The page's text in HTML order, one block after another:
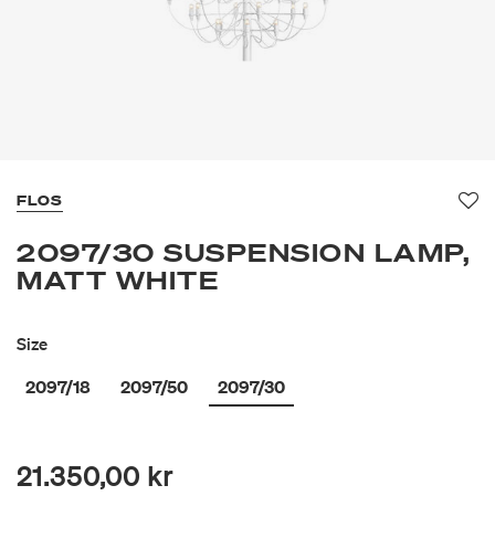
FLOS
2097/30 SUSPENSION LAMP,
MATT WHITE
Size
2097/18
2097/50 2097/30
21.350,00 kr